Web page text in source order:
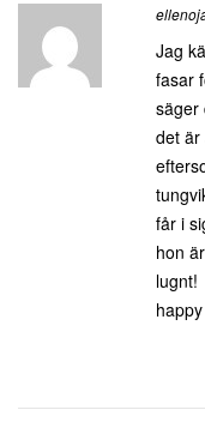
Jag
fasar
säger
det är
får i
hon
lugnt!